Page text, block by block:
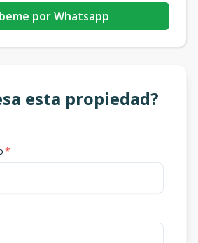
por Whatsapp
esta propiedad?
*